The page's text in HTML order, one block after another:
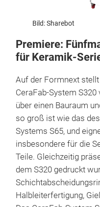
Bild: Sharebot
Premiere:
für Keramik-
Auf der Formnext
CeraFab-System
über einen Bauraum
so groß ist wie das
Systems S65, und
insbesondere für die
Teile. Gleichzeitig
dem S320 gedruckt
Halbleiterfertigung,